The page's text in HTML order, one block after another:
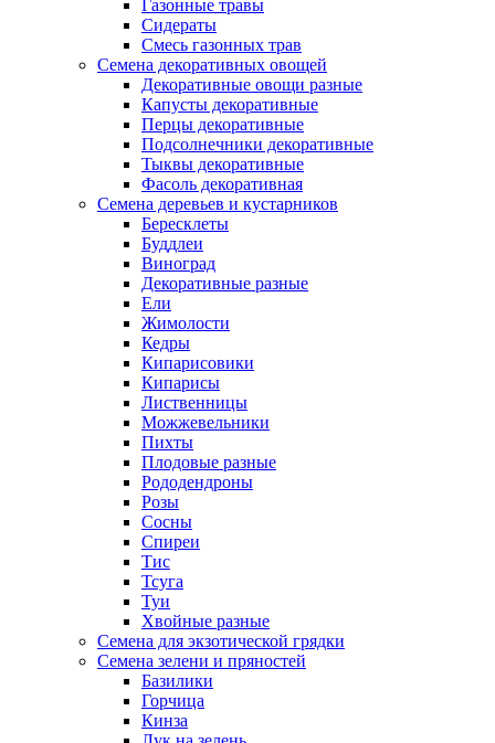
Газонные травы
Сидераты
Смесь газонных трав
Семена декоративных овощей
Декоративные овощи разные
Капусты декоративные
Перцы декоративные
Подсолнечники декоративные
Тыквы декоративные
Фасоль декоративная
Семена деревьев и кустарников
Бересклеты
Буддлеи
Виноград
Декоративные разные
Ели
Жимолости
Кедры
Кипарисовики
Кипарисы
Лиственницы
Можжевельники
Пихты
Плодовые разные
Рододендроны
Розы
Сосны
Спиреи
Тис
Тсуга
Туи
Хвойные разные
Семена для экзотической грядки
Семена зелени и пряностей
Базилики
Горчица
Кинза